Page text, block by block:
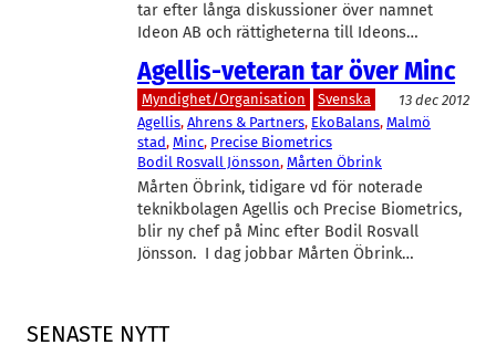
SENASTE NYTT
tar efter långa diskussioner över namnet
Ideon AB och rättigheterna till Ideons…
Agellis-veteran tar över Minc
Myndighet/Organisation Svenska
13 dec 2012
Agellis, Ahrens & Partners, EkoBalans, Malmö
stad, Minc, Precise Biometrics
Bodil Rosvall Jönsson, Mårten Öbrink
Mårten Öbrink, tidigare vd för noterade
teknikbolagen Agellis och Precise Biometrics,
blir ny chef på Minc efter Bodil Rosvall
Jönsson. I dag jobbar Mårten Öbrink…